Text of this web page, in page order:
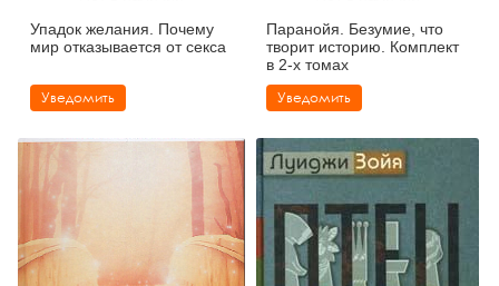
Упадок желания. Почему
мир отказывается от секса
Уведомить
Паранойя. Безумие, что
творит историю. Комплект
в 2-х томах
Уведомить